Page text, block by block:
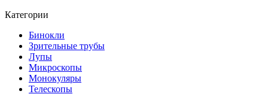
Категории
Бинокли
Зрительные трубы
Лупы
Микроскопы
Монокуляры
Телескопы